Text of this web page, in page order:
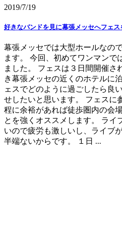
2019/7/19
好きなバンドを見に幕張メッセへフェス
幕張メッセでは大型ホールなの
ます。 今回、初めてワンマンで
ました。 フェスは３日間開催さ
き幕張メッセの近くのホテルに
ェスでどのように過ごしたら良
せしたいと思います。 フェスに
程に余裕があれば徒歩圏内の会
とを強くオススメします。 ライ
いので疲労も激しいし、ライブ
半端ないからです。 １日 ...